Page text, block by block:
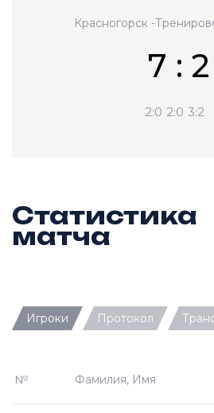
Красногорск -
7 : 2
2:0 2:0 3:2
Статистика
матча
П — кол-во передач
Игроки Протокол
№ Фамилия, Имя